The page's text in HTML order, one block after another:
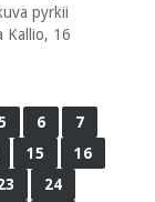
pyrkii
Kallio, 16
6
7
15
16
24